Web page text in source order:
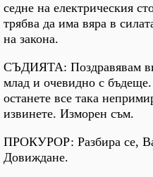
седне на електрическия
трябва да има вяра в
на закона.
СЪДИЯТА: Поздравявам
млад и очевидно с
останете все така
извинете. Изморен съм.
ПРОКУРОР: Разбира се,
Довиждане.